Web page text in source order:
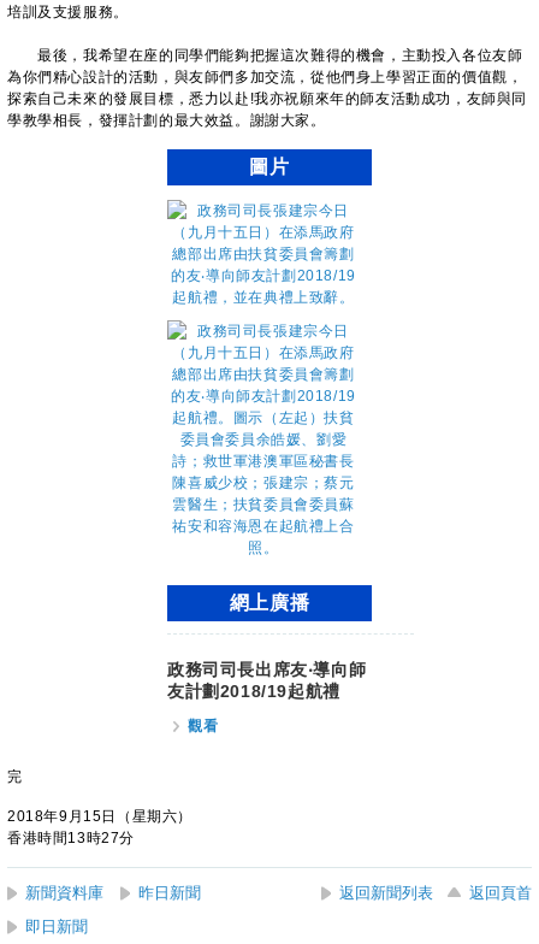
培訓及支援服務。
最後，我希望在座的同學們能夠把握這次難得的機會，主動投入各位友師
為你們精心設計的活動，與友師們多加交流，從他們身上學習正面的價值觀，
探索自己未來的發展目標，悉力以赴!我亦祝願來年的師友活動成功，友師與同
學教學相長，發揮計劃的最大效益。謝謝大家。
圖片
網上廣播
政務司司長出席友‧導向師
友計劃2018/19起航禮
觀看
完
2018年9月15日（星期六）
香港時間13時27分
新聞資料庫 昨日新聞 返回新聞列表
返回頁首
即日新聞